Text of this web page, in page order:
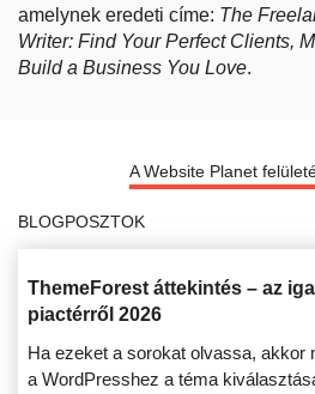
amelynek eredeti címe: The
Writer: Find Your Perfect Clients,
Build a Business You Love.
A Website Planet
BLOGPOSZTOK
ThemeForest áttekintés – az
piactérről 2026
Ha ezeket a sorokat olvassa, akkor
a WordPresshez a téma